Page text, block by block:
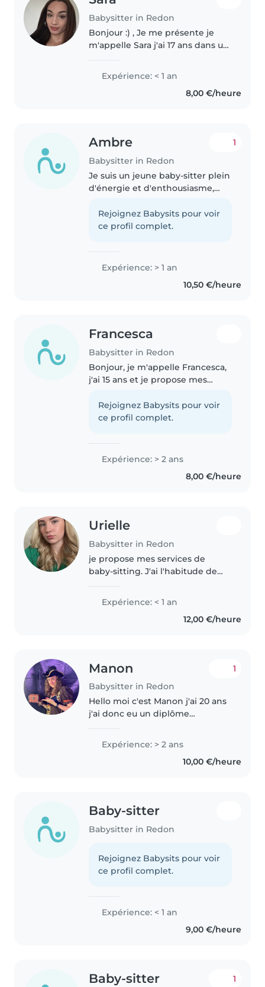
Babysitter in Redon
Bonjour :) , Je me présente je
m'appelle Sara j'ai 17 ans dans un
cap petite enfance , j'adore les
jeunes enfants , dans la vie je
m'occupe de mon chat..
Expérience: < 1 an
8,00 €/heure
Ambre
Babysitter in Redon
1
Je suis un jeune baby-sitter plein
d'énergie et d'enthousiasme,
nouveaux défis ! J’ ai quelques
expériences dans le domaine du
Rejoignez Babysits pour voir
ce profil complet.
Expérience: > 1 an
10,50 €/heure
Francesca
Babysitter in Redon
Bonjour, je m'appelle Francesca,
j'ai 15 ans et je propose mes
Je suis une jeune fille sérieuse,
responsable, douces et très
Rejoignez Babysits pour voir
ce profil complet.
Expérience: > 2 ans
8,00 €/heure
Urielle
Babysitter in Redon
je propose mes services de
baby-sitting. J'ai l'habitude de
tranches d'âge, du bas âge
jusqu'à l'adolescence. Je suis
Expérience: < 1 an
12,00 €/heure
Manon
Babysitter in Redon
1
Hello moi c'est Manon j'ai 20 ans
j'ai donc eu un diplôme
réalisé en centre de loisir et en
office des sports et j'ai ensuite
Expérience: > 2 ans
10,00 €/heure
Baby-sitter
Babysitter in Redon
Rejoignez Babysits pour voir
ce profil complet.
Expérience: < 1 an
9,00 €/heure
Baby-sitter 1